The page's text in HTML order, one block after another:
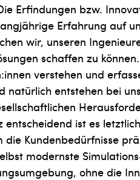
Erfindungen bzw.
Erfahrung auf
wir, unseren
schaffen zu
verstehen und
natürlich entstehen bei
entscheidend ist es
die Kundenbedürfnisse
modernste
ohne die